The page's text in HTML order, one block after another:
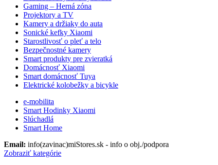
Gaming – Herná zóna
Projektory a TV
Kamery a držiaky do auta
Sonické kefky Xiaomi
Starostlivosť o pleť a telo
Bezpečnostné kamery
Smart produkty pre zvieratká
Domácnosť Xiaomi
Smart domácnosť Tuya
Elektrické kolobežky a bicykle
e-mobilita
Smart Hodinky Xiaomi
Slúchadlá
Smart Home
Email: info(zavinac)miStores.sk - info o obj./podpora
Zobraziť kategórie